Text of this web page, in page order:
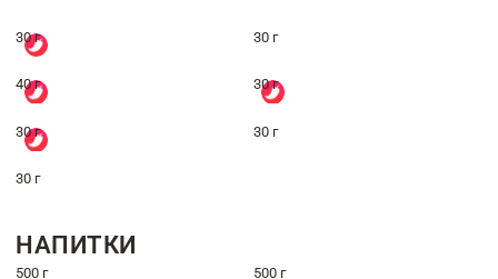
30 г 30 г
40 г 30 г
30 г 30 г
30 г
НАПИТКИ
500 г 500 г